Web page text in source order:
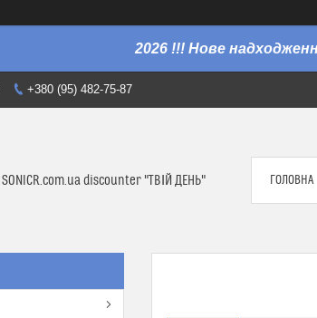
2026 !!! Нове
+380 (95) 482-75-87
SONICR.com.ua discounter "ТВІЙ ДЕНЬ" ГОЛОВНА